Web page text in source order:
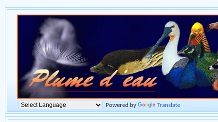
Powered by Translate